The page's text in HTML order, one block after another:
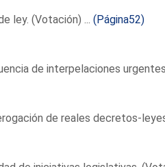
ley. (Votación) ... (Página52)
de interpelaciones
de reales decretos-